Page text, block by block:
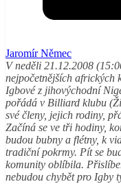
Jaromír Němec
V neděli 21.12.2008
nejpočetnějších afrických
Igbové z jihovýchodní
pořádá v Billiard klubu
své členy, jejich rodiny,
Začíná se ve tři hodiny,
budou bubny a flétny, k
tradiční pokrmy. Pít se
komunity oblíbila.
nebudou chybět pro Igby